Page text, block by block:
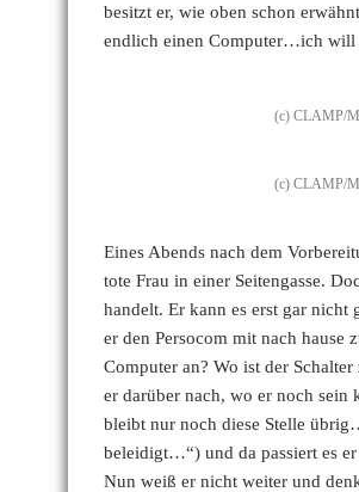
besitzt er, wie oben schon
endlich einen Computer…ich
(c) CLAMP/
(c) CLAMP/
Eines Abends nach dem
tote Frau in einer Seitengasse.
handelt. Er kann es erst gar
er den Persocom mit nach hause
Computer an? Wo ist der
er darüber nach, wo er noch
bleibt nur noch diese Stelle
beleidigt…“) und da passiert es
Nun weiß er nicht weiter und